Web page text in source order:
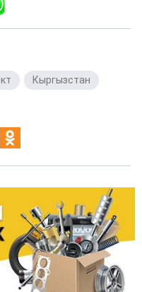
Кыргызстан